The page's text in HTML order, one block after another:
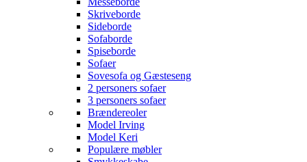
Skriveborde
Sideborde
Sofaborde
Spiseborde
Sofaer
Sovesofa og Gæsteseng
2 personers sofaer
3 personers sofaer
Brændereoler
Model Irving
Model Keri
Populære møbler